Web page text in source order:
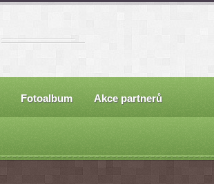
Fotoalbum Akce partnerů